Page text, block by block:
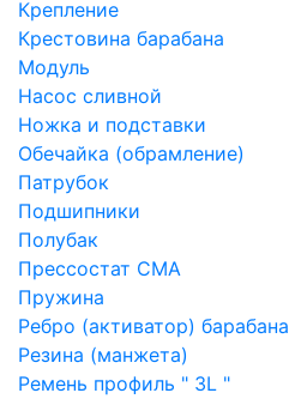
Крепление
Крестовина барабана
Модуль
Насос сливной
Ножка и подставки
Обечайка (обрамление)
Патрубок
Подшипники
Полубак
Прессостат СМА
Пружина
Ребро (активатор) барабана
Резина (манжета)
Ремень профиль " 3L "